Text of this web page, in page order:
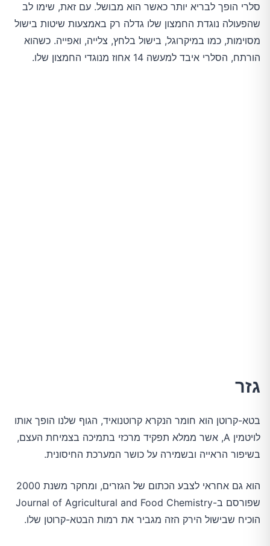
סלרי הופך לבריא יותר כאשר הוא מבושל. עם זאת, שימו לב
שהפעולה נוגדת החמצון שלו גדלה רק באמצעות שיטות בישול
מסוימות, כמו במיקרוגל, בישול בלחץ, צלייה, ואפייה. כשהוא
הורתח, הסלרי איבד למעשה 14 אחוז מנוגדי החמצון שלו.
גזר
בטא-קרוטן הוא חומר הנקרא קרוטנואיד, הגוף שלנו הופך אותו
לויטמין A, אשר ממלא תפקיד מרכזי בתמיכה בצמיחת העצם,
בשיפור הראייה ובשמירה על כושר המערכת החיסונית.
הוא גם אחראי לצבע הכתום של הגזרים, ומחקר משנת 2000
שפורסם ב-Journal of Agricultural and Food Chemistry
הוכיח שבישול הירק הזה מגביר את רמות הבטא-קרוטן שלו.